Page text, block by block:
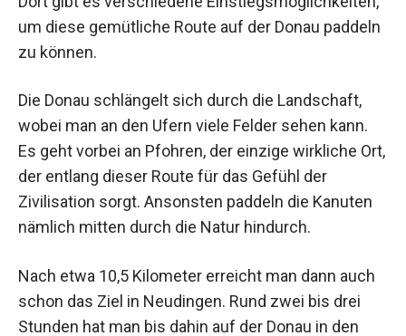
um diese gemütliche Route auf der Donau paddeln
zu können.
Die Donau schlängelt sich durch die Landschaft,
wobei man an den Ufern viele Felder sehen kann.
Es geht vorbei an Pfohren, der einzige wirkliche Ort,
der entlang dieser Route für das Gefühl der
Zivilisation sorgt. Ansonsten paddeln die Kanuten
nämlich mitten durch die Natur hindurch.
Nach etwa 10,5 Kilometer erreicht man dann auch
schon das Ziel in Neudingen. Rund zwei bis drei
Stunden hat man bis dahin auf der Donau in den